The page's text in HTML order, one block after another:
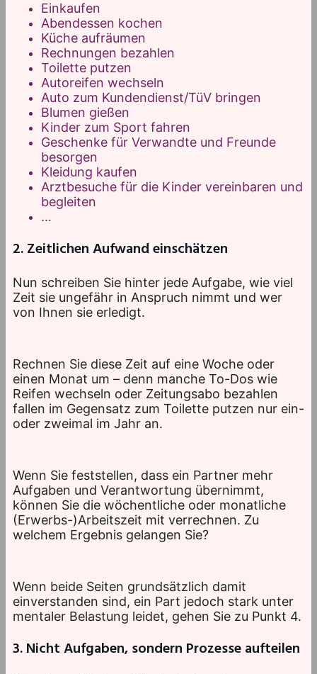
Einkaufen
Abendessen kochen
Küche aufräumen
Rechnungen bezahlen
Toilette putzen
Autoreifen wechseln
Auto zum Kundendienst/TüV bringen
Blumen gießen
Kinder zum Sport fahren
Geschenke für Verwandte und Freunde
besorgen
Kleidung kaufen
Arztbesuche für die Kinder vereinbaren und
begleiten
…
2. Zeitlichen Aufwand einschätzen
Nun schreiben Sie hinter jede Aufgabe, wie viel
Zeit sie ungefähr in Anspruch nimmt und wer
von Ihnen sie erledigt.
Rechnen Sie diese Zeit auf eine Woche oder
einen Monat um – denn manche To-Dos wie
Reifen wechseln oder Zeitungsabo bezahlen
fallen im Gegensatz zum Toilette putzen nur ein-
oder zweimal im Jahr an.
Wenn Sie feststellen, dass ein Partner mehr
Aufgaben und Verantwortung übernimmt,
können Sie die wöchentliche oder monatliche
(Erwerbs-)Arbeitszeit mit verrechnen. Zu
welchem Ergebnis gelangen Sie?
Wenn beide Seiten grundsätzlich damit
einverstanden sind, ein Part jedoch stark unter
mentaler Belastung leidet, gehen Sie zu Punkt 4.
3. Nicht Aufgaben, sondern Prozesse aufteilen